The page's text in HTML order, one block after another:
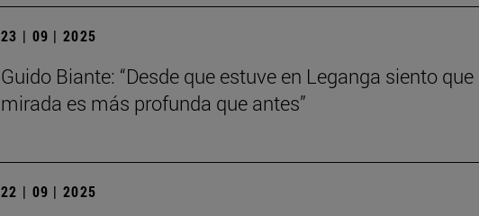
23 | 09 | 2025
Guido Biante: “Desde que estuve en Leganga siento
mirada es más profunda que antes”
22 | 09 | 2025